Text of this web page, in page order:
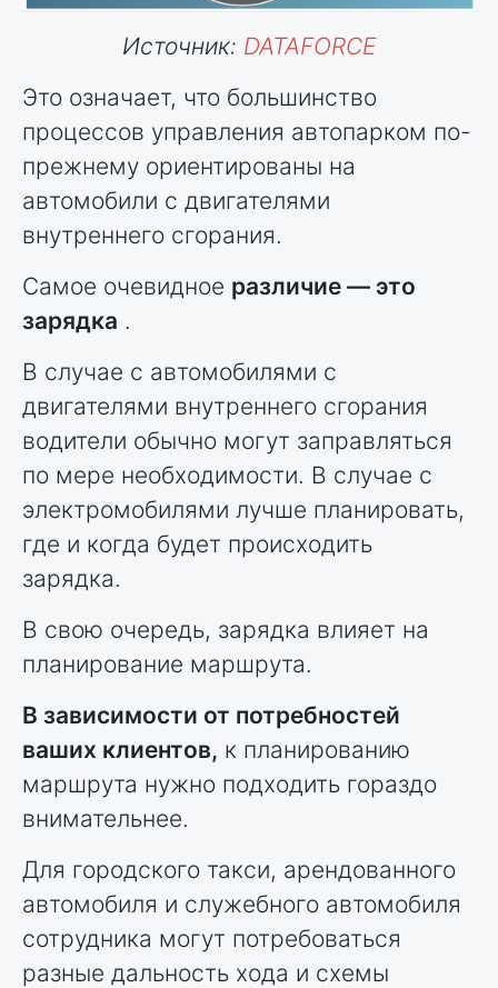
Источник: DATAFORCE
Это означает, что большинство
процессов управления автопарком по-
прежнему ориентированы на
автомобили с двигателями
внутреннего сгорания.
Самое очевидное различие — это
зарядка .
В случае с автомобилями с
двигателями внутреннего сгорания
водители обычно могут заправляться
по мере необходимости. В случае с
электромобилями лучше планировать,
где и когда будет происходить
зарядка.
В свою очередь, зарядка влияет на
планирование маршрута.
В зависимости от потребностей
ваших клиентов, к планированию
маршрута нужно подходить гораздо
внимательнее.
Для городского такси, арендованного
автомобиля и служебного автомобиля
сотрудника могут потребоваться
разные дальность хода и схемы